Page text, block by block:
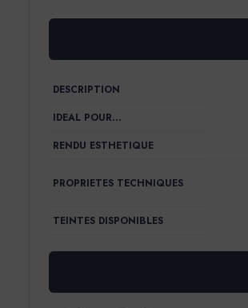
DESCRIPTION
IDEAL POUR…
RENDU ESTHETIQUE
PROPRIETES TECHNIQUES
TEINTES DISPONIBLES